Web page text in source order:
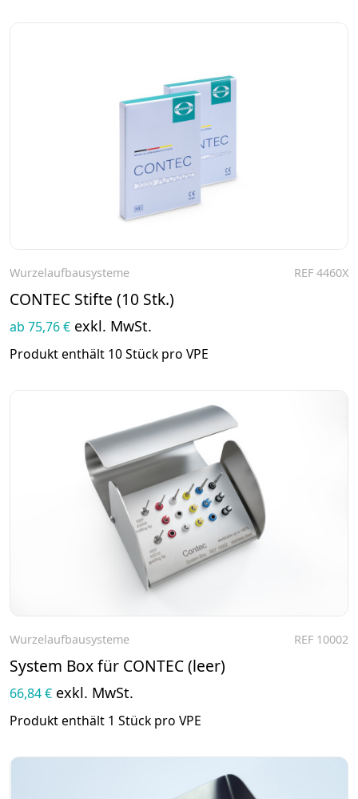
Wurzelaufbausysteme REF 4460X
CONTEC Stifte (10 Stk.)
ab 75,76 € exkl. MwSt.
Produkt enthält 10 Stück pro VPE
Wurzelaufbausysteme REF 10002
System Box für CONTEC (leer)
66,84 € exkl. MwSt.
Produkt enthält 1 Stück pro VPE